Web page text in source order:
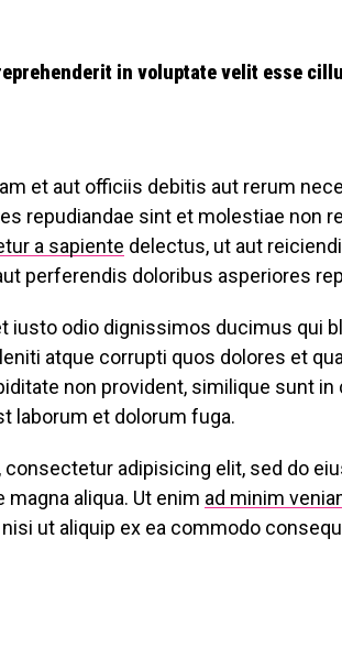
in voluptate velit esse
et aut officiis debitis aut rerum
repudiandae sint et molestiae non
a sapiente delectus, ut aut
perferendis doloribus asperiores
iusto odio dignissimos ducimus qui
atque corrupti quos dolores et
non provident, similique sunt in
laborum et dolorum fuga.
adipisicing elit, sed do
aliqua. Ut enim ad minim
ut aliquip ex ea commodo